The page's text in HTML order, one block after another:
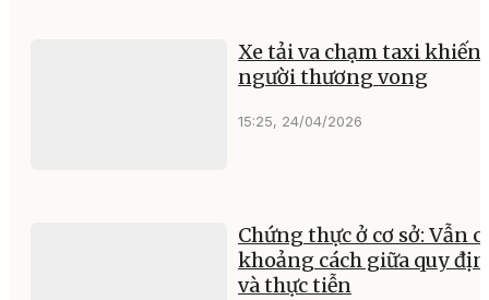
Xe tải va chạm taxi khiến
người thương vong
15:25, 24/04/2026
Chứng thực ở cơ sở: Vẫn
khoảng cách giữa quy
và thực tiễn